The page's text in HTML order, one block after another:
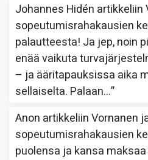
Johannes Hidén artikkeliin
sopeutumisrahakausien
palautteesta! Ja jep, noin
enää vaikuta
– ja ääritapauksissa aika
sellaiselta. Palaan…”
Anon artikkeliinVornanen
sopeutumisrahakausien
puolensa ja kansa